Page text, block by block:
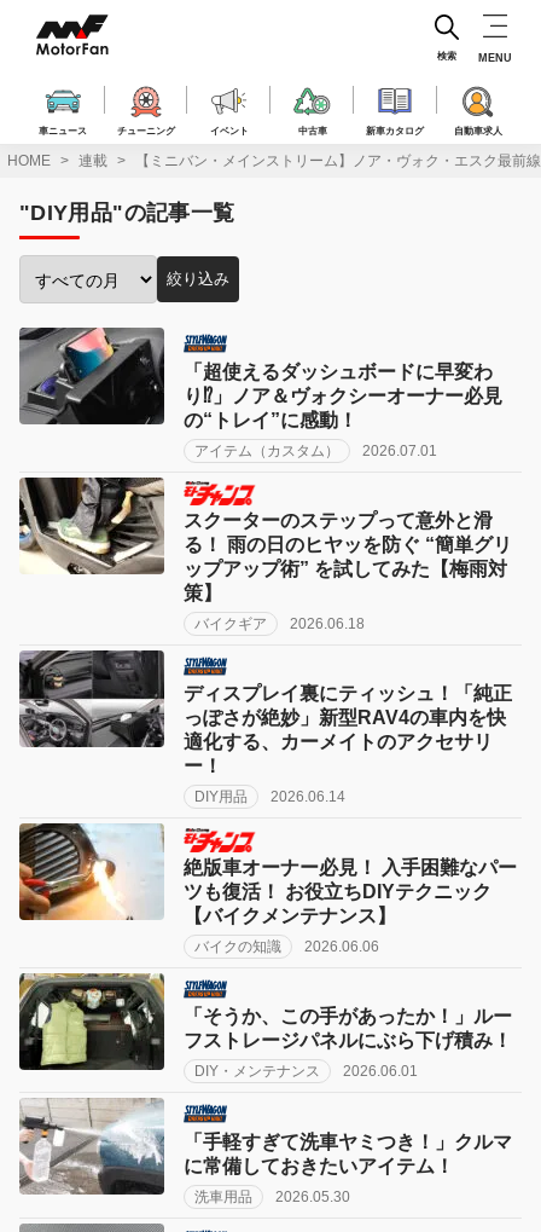
ス
車ニュース チューニング イベント 中古車 新車カタログ 自動車求人
検索 MENU
HOME 連載 【ミニバン・メインストリーム】ノア・ヴォク・エスク最前
"DIY用品"の記事一覧
月
で
絞
り
絞り込み
「超使えるダッシュボードに早変わ
り⁉︎」ノア＆ヴォクシーオーナー必見
の“トレイ”に感動！
アイテム（カスタム） 2026.07.01
スクーターのステップって意外と滑
る！ 雨の日のヒヤッを防ぐ “簡単グリ
ップアップ術” を試してみた【梅雨対
策】
バイクギア 2026.06.18
ディスプレイ裏にティッシュ！「純正
っぽさが絶妙」新型RAV4の車内を快
適化する、カーメイトのアクセサリ
ー！
DIY用品 2026.06.14
絶版車オーナー必見！ 入手困難なパー
ツも復活！ お役立ちDIYテクニック
【バイクメンテナンス】
バイクの知識 2026.06.06
「そうか、この手があったか！」ルー
フストレージパネルにぶら下げ積み！
DIY・メンテナンス 2026.06.01
「手軽すぎて洗車ヤミつき！」クルマ
に常備しておきたいアイテム！
洗車用品 2026.05.30